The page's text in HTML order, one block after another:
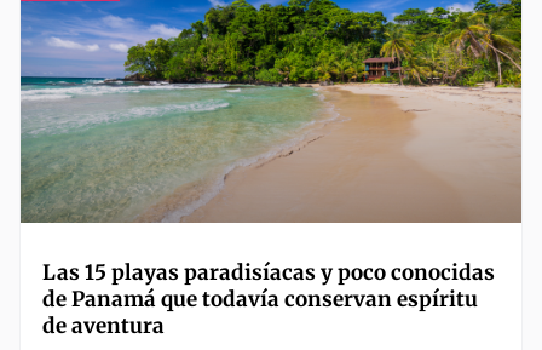
Las 15 playas paradisíacas y poco conocidas
de Panamá que todavía conservan espíritu
de aventura